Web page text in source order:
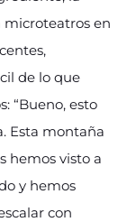
microteatros en
de lo que
“Bueno, esto
Esta montaña
hemos visto a
y hemos
con